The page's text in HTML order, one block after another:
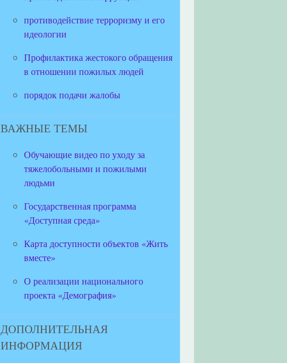
противодействие терроризму и его
идеологии
Профилактика жестокого обращения
в отношении пожилых людей
порядок подачи жалобы
ВАЖНЫЕ ТЕМЫ
Обучающие видео по уходу за
тяжелобольными и пожилыми
людьми
Государственная программа
«Доступная среда»
Карта доступности объектов «Жить
вместе»
О реализации национального
проекта «Демография»
ДОПОЛНИТЕЛЬНАЯ
ИНФОРМАЦИЯ